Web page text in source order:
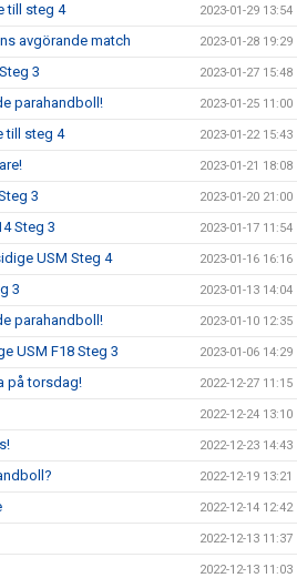
till steg 4 2023-01-29 13:54
avgörande match 2023-01-28 19:29
3 2023-01-27 15:48
parahandboll! 2023-01-25 11:00
till steg 4 2023-01-22 15:43
2023-01-21 18:08
3 2023-01-20 21:00
Steg 3 2023-01-17 11:54
USM Steg 4 2023-01-16 16:16
3 2023-01-13 14:04
parahandboll! 2023-01-10 12:35
USM F18 Steg 3 2023-01-06 14:29
på torsdag! 2022-12-27 11:15
2022-12-24 13:10
2022-12-23 14:43
2022-12-19 13:21
2022-12-14 12:42
2022-12-13 11:37
2022-12-13 11:03